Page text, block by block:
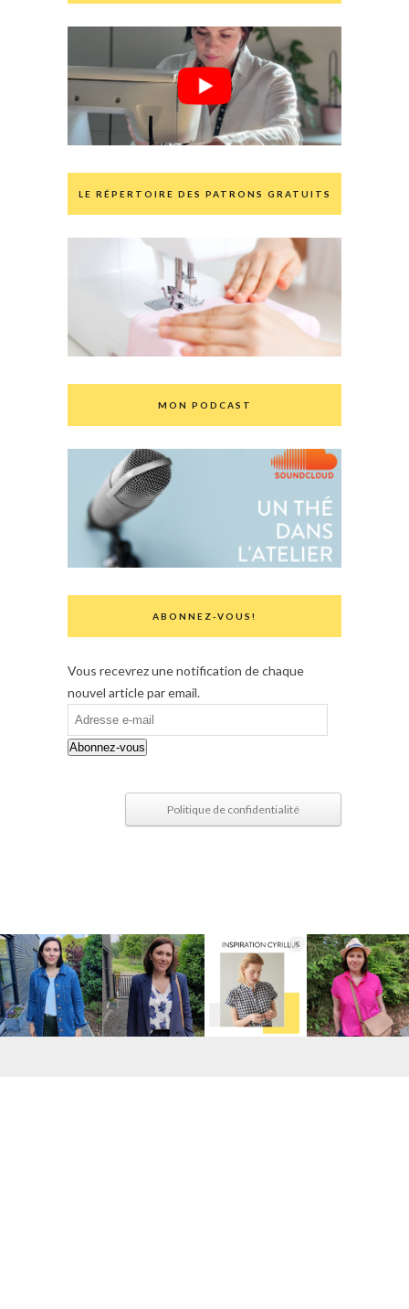
LE RÉPERTOIRE DES PATRONS GRATUITS
MON PODCAST
ABONNEZ-VOUS!
Vous recevrez une notification de chaque
nouvel article par email.
Adresse
e-
mail
Abonnez-vous
Politique de confidentialité